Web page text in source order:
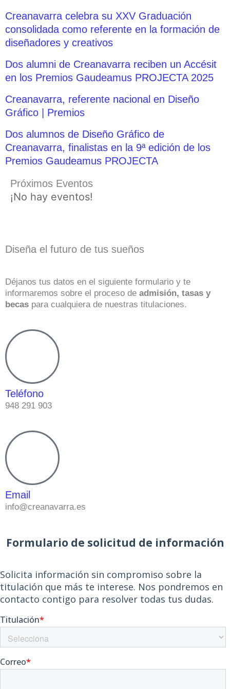
Creanavarra celebra su XXV Graduación
consolidada como referente en la formación de
diseñadores y creativos
Dos alumni de Creanavarra reciben un Accésit
en los Premios Gaudeamus PROJECTA 2025
Creanavarra, referente nacional en Diseño
Gráfico | Premios
Dos alumnos de Diseño Gráfico de
Creanavarra, finalistas en la 9ª edición de los
Premios Gaudeamus PROJECTA
Próximos Eventos
¡No hay eventos!
Diseña el futuro de tus sueños
Déjanos tus datos en el siguiente formulario y te
informaremos sobre el proceso de admisión, tasas y
becas para cualquiera de nuestras titulaciones.
Teléfono
948 291 903
Email
info@creanavarra.es